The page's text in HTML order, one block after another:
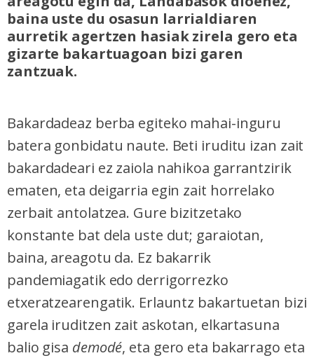
baina uste du osasun larrialdiaren
aurretik agertzen hasiak zirela gero eta
gizarte bakartuagoan bizi garen
zantzuak.
Bakardadeaz berba egiteko mahai-inguru
batera gonbidatu naute. Beti iruditu izan zait
bakardadeari ez zaiola nahikoa garrantzirik
ematen, eta deigarria egin zait horrelako
zerbait antolatzea. Gure bizitzetako
konstante bat dela uste dut; garaiotan,
baina, areagotu da. Ez bakarrik
pandemiagatik edo derrigorrezko
etxeratzearengatik. Erlauntz bakartuetan bizi
garela iruditzen zait askotan, elkartasuna
balio gisa demodé, eta gero eta bakarrago eta